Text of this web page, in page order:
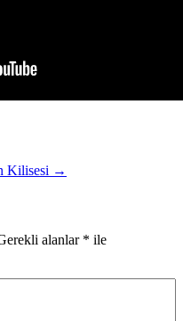
Kilisesi →
alanlar * ile